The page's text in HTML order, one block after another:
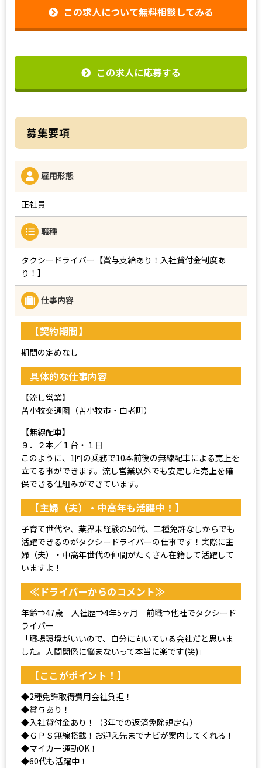
この求人について無料相談してみる
この求人に応募する
募集要項
雇用形態
正社員
職種
タクシードライバー【賞与支給あり！入社貸付金制度あ
り！】
仕事内容
【契約期間】
期間の定めなし
具体的な仕事内容
【流し営業】
苫小牧交通圏（苫小牧市・白老町）
【無線配車】
９．２本／１台・１日
このように、1回の乗務で10本前後の無線配車による売上を
立てる事ができます。流し営業以外でも安定した売上を確
保できる仕組みができています。
【主婦（夫）・中高年も活躍中！】
子育て世代や、業界未経験の50代、二種免許なしからでも
活躍できるのがタクシードライバーの仕事です！実際に主
婦（夫）・中高年世代の仲間がたくさん在籍して活躍して
いますよ！
≪ドライバーからのコメント≫
年齢⇒47歳 入社歴⇒4年5ヶ月 前職⇒他社でタクシード
ライバー
「職場環境がいいので、自分に向いている会社だと思いま
した。人間関係に悩まないって本当に楽です(笑)」
【ここがポイント！】
◆2種免許取得費用会社負担！
◆賞与あり！
◆入社貸付金あり！（3年での返済免除規定有）
◆ＧＰＳ無線搭載！お迎え先までナビが案内してくれる！
◆マイカー通勤OK！
◆60代も活躍中！